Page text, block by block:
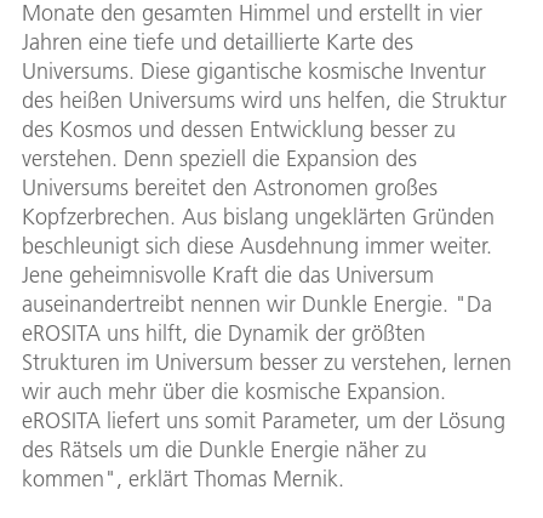
Monate den gesamten Himmel und erstellt in vier
Jahren eine tiefe und detaillierte Karte des
Universums. Diese gigantische kosmische Inventur
des heißen Universums wird uns helfen, die Struktur
des Kosmos und dessen Entwicklung besser zu
verstehen. Denn speziell die Expansion des
Universums bereitet den Astronomen großes
Kopfzerbrechen. Aus bislang ungeklärten Gründen
beschleunigt sich diese Ausdehnung immer weiter.
Jene geheimnisvolle Kraft die das Universum
auseinandertreibt nennen wir Dunkle Energie. "Da
eROSITA uns hilft, die Dynamik der größten
Strukturen im Universum besser zu verstehen, lernen
wir auch mehr über die kosmische Expansion.
eROSITA liefert uns somit Parameter, um der Lösung
des Rätsels um die Dunkle Energie näher zu
kommen", erklärt Thomas Mernik.